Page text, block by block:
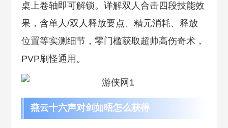
桌上卷轴即可解锁。详解双人合击四段技能效
果，含单人/双人释放要点、精元消耗、释放
位置等实测细节，零门槛获取超帅高伤奇术，
PVP刷怪通用。
燕云十六声对剑如晤怎么获得